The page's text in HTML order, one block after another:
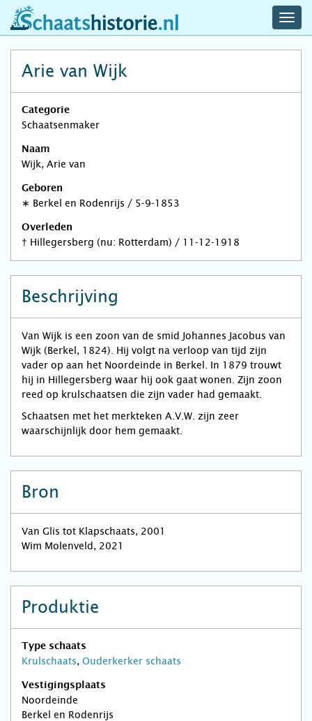
schaatshistorie.nl
Arie van Wijk
Categorie
Schaatsenmaker
Naam
Wijk, Arie van
Geboren
∗ Berkel en Rodenrijs / 5-9-1853
Overleden
† Hillegersberg (nu: Rotterdam) / 11-12-1918
Beschrijving
Van Wijk is een zoon van de smid Johannes Jacobus van
Wijk (Berkel, 1824). Hij volgt na verloop van tijd zijn
vader op aan het Noordeinde in Berkel. In 1879 trouwt
hij in Hillegersberg waar hij ook gaat wonen. Zijn zoon
reed op krulschaatsen die zijn vader had gemaakt.
Schaatsen met het merkteken A.V.W. zijn zeer
waarschijnlijk door hem gemaakt.
Bron
Van Glis tot Klapschaats, 2001
Wim Molenveld, 2021
Produktie
Type schaats
Krulschaats, Ouderkerker schaats
Vestigingsplaats
Noordeinde
Berkel en Rodenrijs